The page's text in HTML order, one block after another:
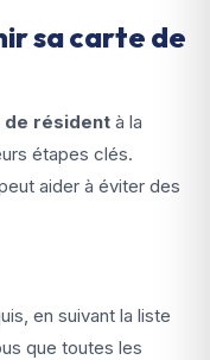
sa carte de
de résident à la
étapes clés.
aider à éviter des
en suivant la liste
que toutes les